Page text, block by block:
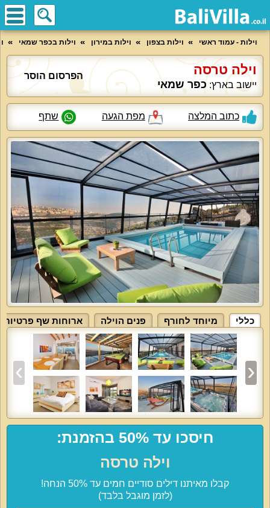
וילות - עמוד ראשי וילות בצפון וילות במירון וילות בכפר שמאי
וילה טרסה
יישוב בארץ: כפר שמאי
הפרסום הוסר
כתוב המלצה מפת הגעה שתף
כללי מיוחד לחורף פנים הוילה ארוחות שף פרטיות
חיסכו עד 50% בהזמנת:
וילה טרסה
קבלו מאיתנו דילים סודיים חמים עד 50% הנחה!
(לזמן מוגבל בלבד)